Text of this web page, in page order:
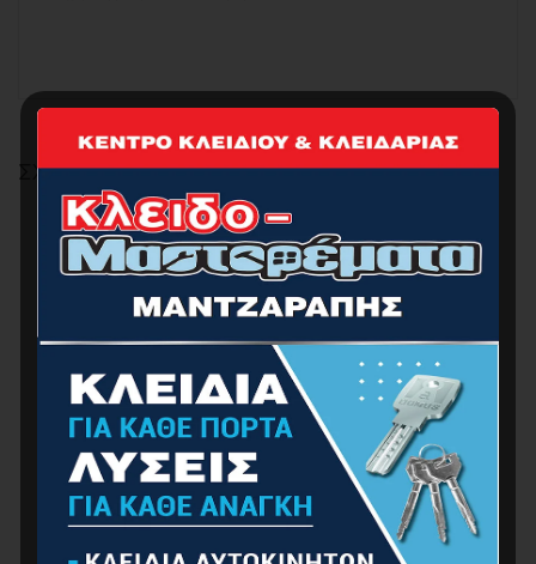
ΣΧΕΤΙΚΆ ΠΡΟΪΌΝΤΑ